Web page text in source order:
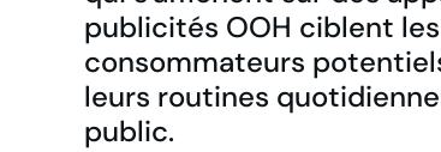
publicités OOH ciblent les
consommateurs
leurs routines
public.